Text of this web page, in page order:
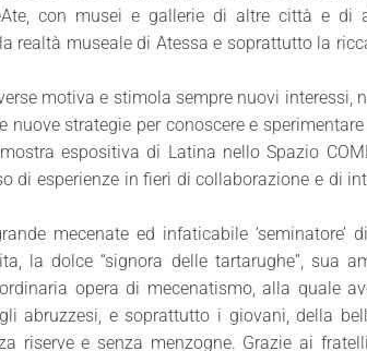
con musei e gallerie di altre città e di
realtà museale di Atessa e soprattutto la
motiva e stimola sempre nuovi interessi,
nuove strategie per conoscere e
espositiva di Latina nello Spazio
di esperienze in fieri di collaborazione e di
mecenate ed infaticabile ‘seminatore’
la dolce “signora delle tartarughe”, sua
opera di mecenatismo, alla quale
abruzzesi, e soprattutto i giovani, della
riserve e senza menzogne. Grazie ai